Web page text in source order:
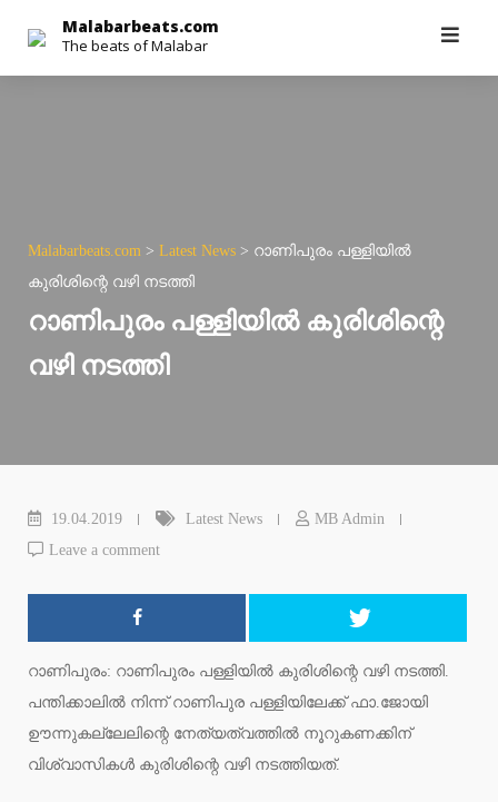
content
Malabarbeats.com
The beats of Malabar
Malabarbeats.com > Latest News > റാണിപുരം പള്ളിയില്‍
കുരിശിന്റെ വഴി നടത്തി
റാണിപുരം പള്ളിയില്‍ കുരിശിന്റെ
വഴി നടത്തി
19.04.2019 Latest News
MB Admin
Leave a comment
റാണിപുരം: റാണിപുരം പള്ളിയില്‍ കുരിശിന്റെ വഴി നടത്തി.
പന്തിക്കാലില്‍ നിന്ന് റാണിപുര പള്ളിയിലേക്ക് ഫാ.ജോയി
ഊന്നുകല്ലേലിന്റെ നേത്യത്വത്തില്‍ നൂറുകണക്കിന്
വിശ്വാസികള്‍ കുരിശിന്റെ വഴി നടത്തിയത്.